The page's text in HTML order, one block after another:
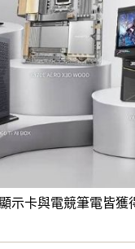
示卡與電競筆電皆獲